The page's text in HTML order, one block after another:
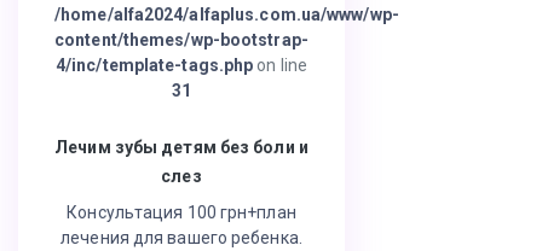
/home/alfa2024/alfaplus.com.ua/www/wp-
content/themes/wp-bootstrap-
4/inc/template-tags.php on line
31
Лечим зубы детям без боли и
слез
Консультация 100 грн+план
лечения для вашего ребенка.